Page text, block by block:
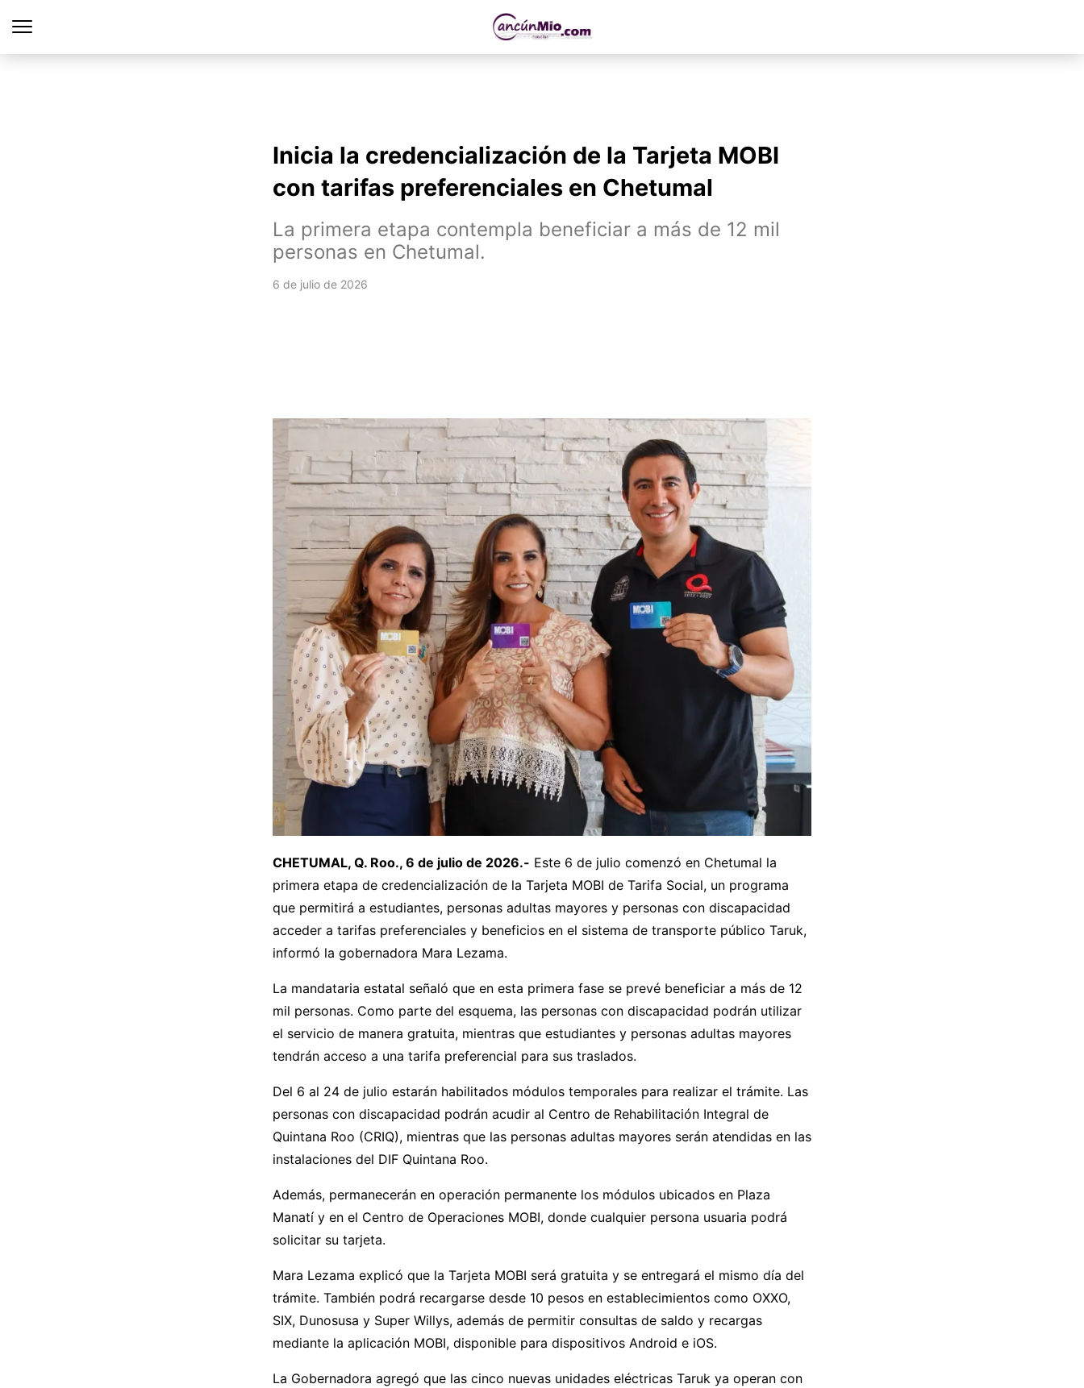
Inicia la credencialización de la Tarjeta MOBI
con tarifas preferenciales en Chetumal
La primera etapa contempla beneficiar a más de 12 mil
personas en Chetumal.
6 de julio de 2026
CHETUMAL, Q. Roo., 6 de julio de 2026.- Este 6 de julio comenzó en Chetumal la
primera etapa de credencialización de la Tarjeta MOBI de Tarifa Social, un programa
que permitirá a estudiantes, personas adultas mayores y personas con discapacidad
acceder a tarifas preferenciales y beneficios en el sistema de transporte público Taruk,
informó la gobernadora Mara Lezama.
La mandataria estatal señaló que en esta primera fase se prevé beneficiar a más de 12
mil personas. Como parte del esquema, las personas con discapacidad podrán utilizar
el servicio de manera gratuita, mientras que estudiantes y personas adultas mayores
tendrán acceso a una tarifa preferencial para sus traslados.
Del 6 al 24 de julio estarán habilitados módulos temporales para realizar el trámite. Las
personas con discapacidad podrán acudir al Centro de Rehabilitación Integral de
Quintana Roo (CRIQ), mientras que las personas adultas mayores serán atendidas en las
instalaciones del DIF Quintana Roo.
Además, permanecerán en operación permanente los módulos ubicados en Plaza
Manatí y en el Centro de Operaciones MOBI, donde cualquier persona usuaria podrá
solicitar su tarjeta.
Mara Lezama explicó que la Tarjeta MOBI será gratuita y se entregará el mismo día del
trámite. También podrá recargarse desde 10 pesos en establecimientos como OXXO,
SIX, Dunosusa y Super Willys, además de permitir consultas de saldo y recargas
mediante la aplicación MOBI, disponible para dispositivos Android e iOS.
La Gobernadora agregó que las cinco nuevas unidades eléctricas Taruk ya operan con